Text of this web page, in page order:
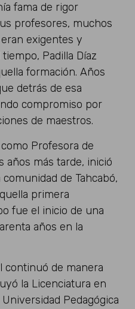
fama de rigor
profesores, muchos
exigentes y
Padilla Díaz
formación. Años
detrás de esa
compromiso por
de maestros.
Profesora de
años más tarde, inició
de Tahcabó,
primera
fue el inicio de una
años en la
continuó de manera
la Licenciatura en
Pedagógica